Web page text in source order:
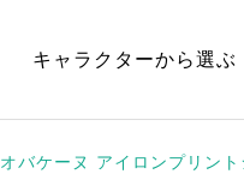
キャラクターから選ぶ
オバケーヌ アイロンプリン